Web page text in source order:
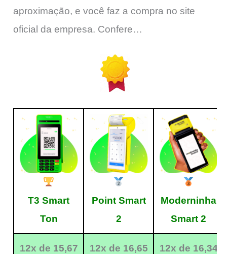
aproximação, e você faz a compra no site
oficial da empresa. Confere…
T3 Smart
Ton
Point Smart
2
Moderninha
Smart 2
12x de 15,67 12x de 16,65 12x de 16,34